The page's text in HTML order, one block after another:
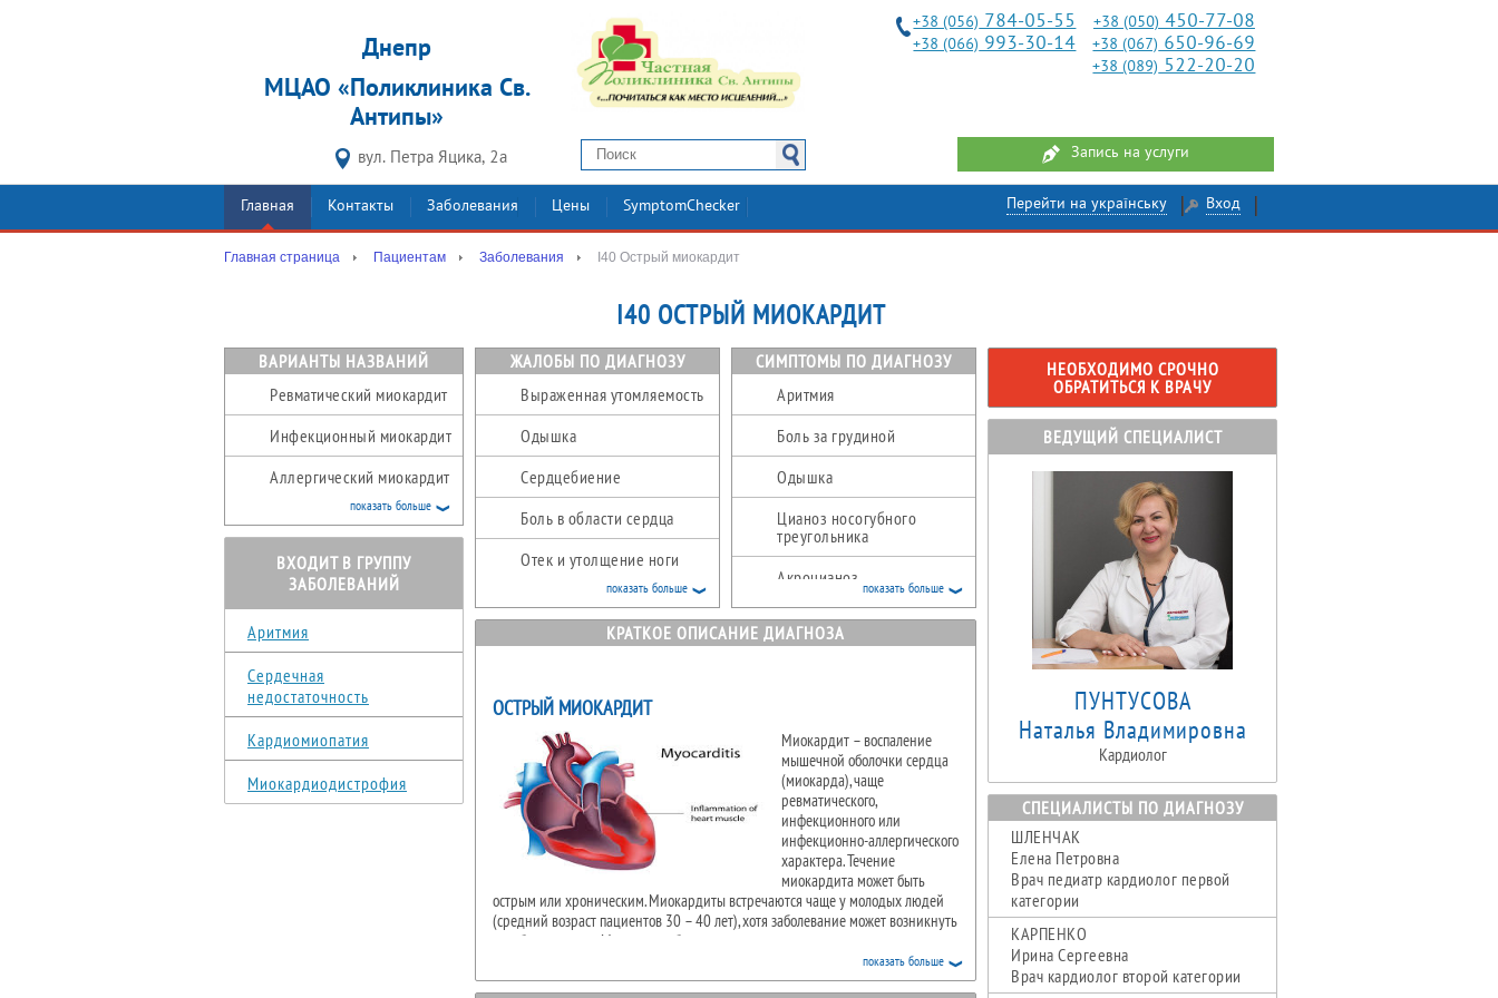
Днепр
МЦАО «Поликлиника Св.
Антипы»
вул. Петра Яцика, 2а
+38 (056) 784-05-55
+38 (066) 993-30-14
+38 (050) 450-77-08
+38 (067) 650-96-69
+38 (089) 522-20-20
Главная Контакты Заболевания Цены SymptomChecker
Запись на услуги
Перейти на українську Вход
Главная страница Пациентам Заболевания I40 Острый миокардит
I40 ОСТРЫЙ МИОКАРДИТ
ВАРИАНТЫ НАЗВАНИЙ
Ревматический миокардит
Инфекционный миокардит
Аллергический миокардит
показать больше
ВХОДИТ В ГРУППУ
ЗАБОЛЕВАНИЙ
Аритмия
Сердечная
недостаточность
Кардиомиопатия
Миокардиодистрофия
НЕОБХОДИМО СРОЧНО
ОБРАТИТЬСЯ К ВРАЧУ
ВЕДУЩИЙ СПЕЦИАЛИСТ
ПУНТУСОВА
Наталья Владимировна
Кардиолог
СПЕЦИАЛИСТЫ ПО ДИАГНОЗУ
ШЛЕНЧАК
Елена Петровна
Врач педиатр кардиолог первой
категории
КАРПЕНКО
Ирина Сергеевна
Врач кардиолог второй категории
ЖАЛОБЫ ПО ДИАГНОЗУ
Выраженная утомляемость
Одышка
Сердцебиение
Боль в области сердца
Отек и утолщение ноги
Синюшность кожных
Головокружение
Лихорадка (Повышенная
температура)
показать больше
СИМПТОМЫ ПО ДИАГНОЗУ
Аритмия
Боль за грудиной
Одышка
Цианоз носогубного
треугольника
Акроцианоз
Кардиомегалия
Повышена
Лактатдегидрогеназа (ЛДГ)
Повышен С-реактивный
белок (СРБ)
показать больше
КРАТКОЕ ОПИСАНИЕ ДИАГНОЗА
ОСТРЫЙ МИОКАРДИТ
Миокардит – воспаление
мышечной оболочки сердца
(миокарда), чаще
ревматического,
инфекционного или
инфекционно-аллергического
характера. Течение
миокардита может быть
острым или хроническим. Миокардиты встречаются чаще у молодых людей
(средний возраст пациентов 30 – 40 лет), хотя заболевание может возникнуть
в любом возрасте. Мужчины заболевают миокардитом несколько реже
женщин, но у них чаще развиваются тяжелые формы заболевания. Частой
причиной миокардита являются различные инфекционные заболевания:
показать больше